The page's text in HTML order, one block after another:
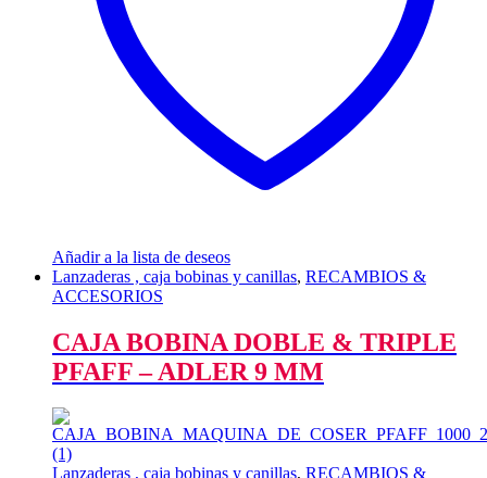
Añadir a la lista de deseos
Lanzaderas , caja bobinas y canillas, RECAMBIOS &
ACCESORIOS
CAJA BOBINA DOBLE & TRIPLE
PFAFF – ADLER 9 MM
Lanzaderas , caja bobinas y canillas, RECAMBIOS &